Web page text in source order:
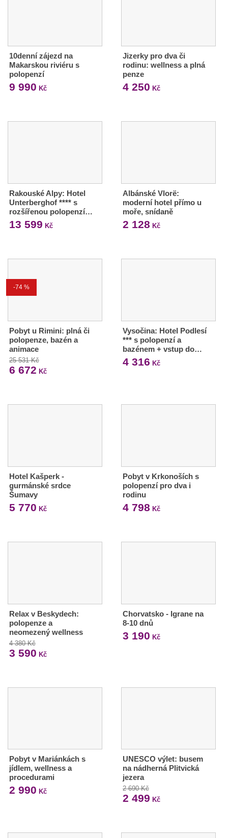
10denní zájezd na
Makarskou riviéru s
polopenzí
9 990 Kč
Jizerky pro dva či
rodinu: wellness a plná
penze
4 250 Kč
Rakouské Alpy: Hotel
Unterberghof **** s
rozšířenou polopenzí…
13 599 Kč
Albánské Vlorë:
moderní hotel přímo u
moře, snídaně
2 128 Kč
-74 %
Pobyt u Rimini: plná či
polopenze, bazén a
animace
25 531 Kč
6 672 Kč
Vysočina: Hotel Podlesí
*** s polopenzí a
bazénem + vstup do…
4 316 Kč
Hotel Kašperk -
gurmánské srdce
Šumavy
5 770 Kč
Pobyt v Krkonoších s
polopenzí pro dva i
rodinu
4 798 Kč
Relax v Beskydech:
polopenze a
neomezený wellness
4 380 Kč
3 590 Kč
Chorvatsko - Igrane na
8-10 dnů
3 190 Kč
Pobyt v Mariánkách s
jídlem, wellness a
procedurami
2 990 Kč
UNESCO výlet: busem
na nádherná Plitvická
jezera
2 690 Kč
2 499 Kč